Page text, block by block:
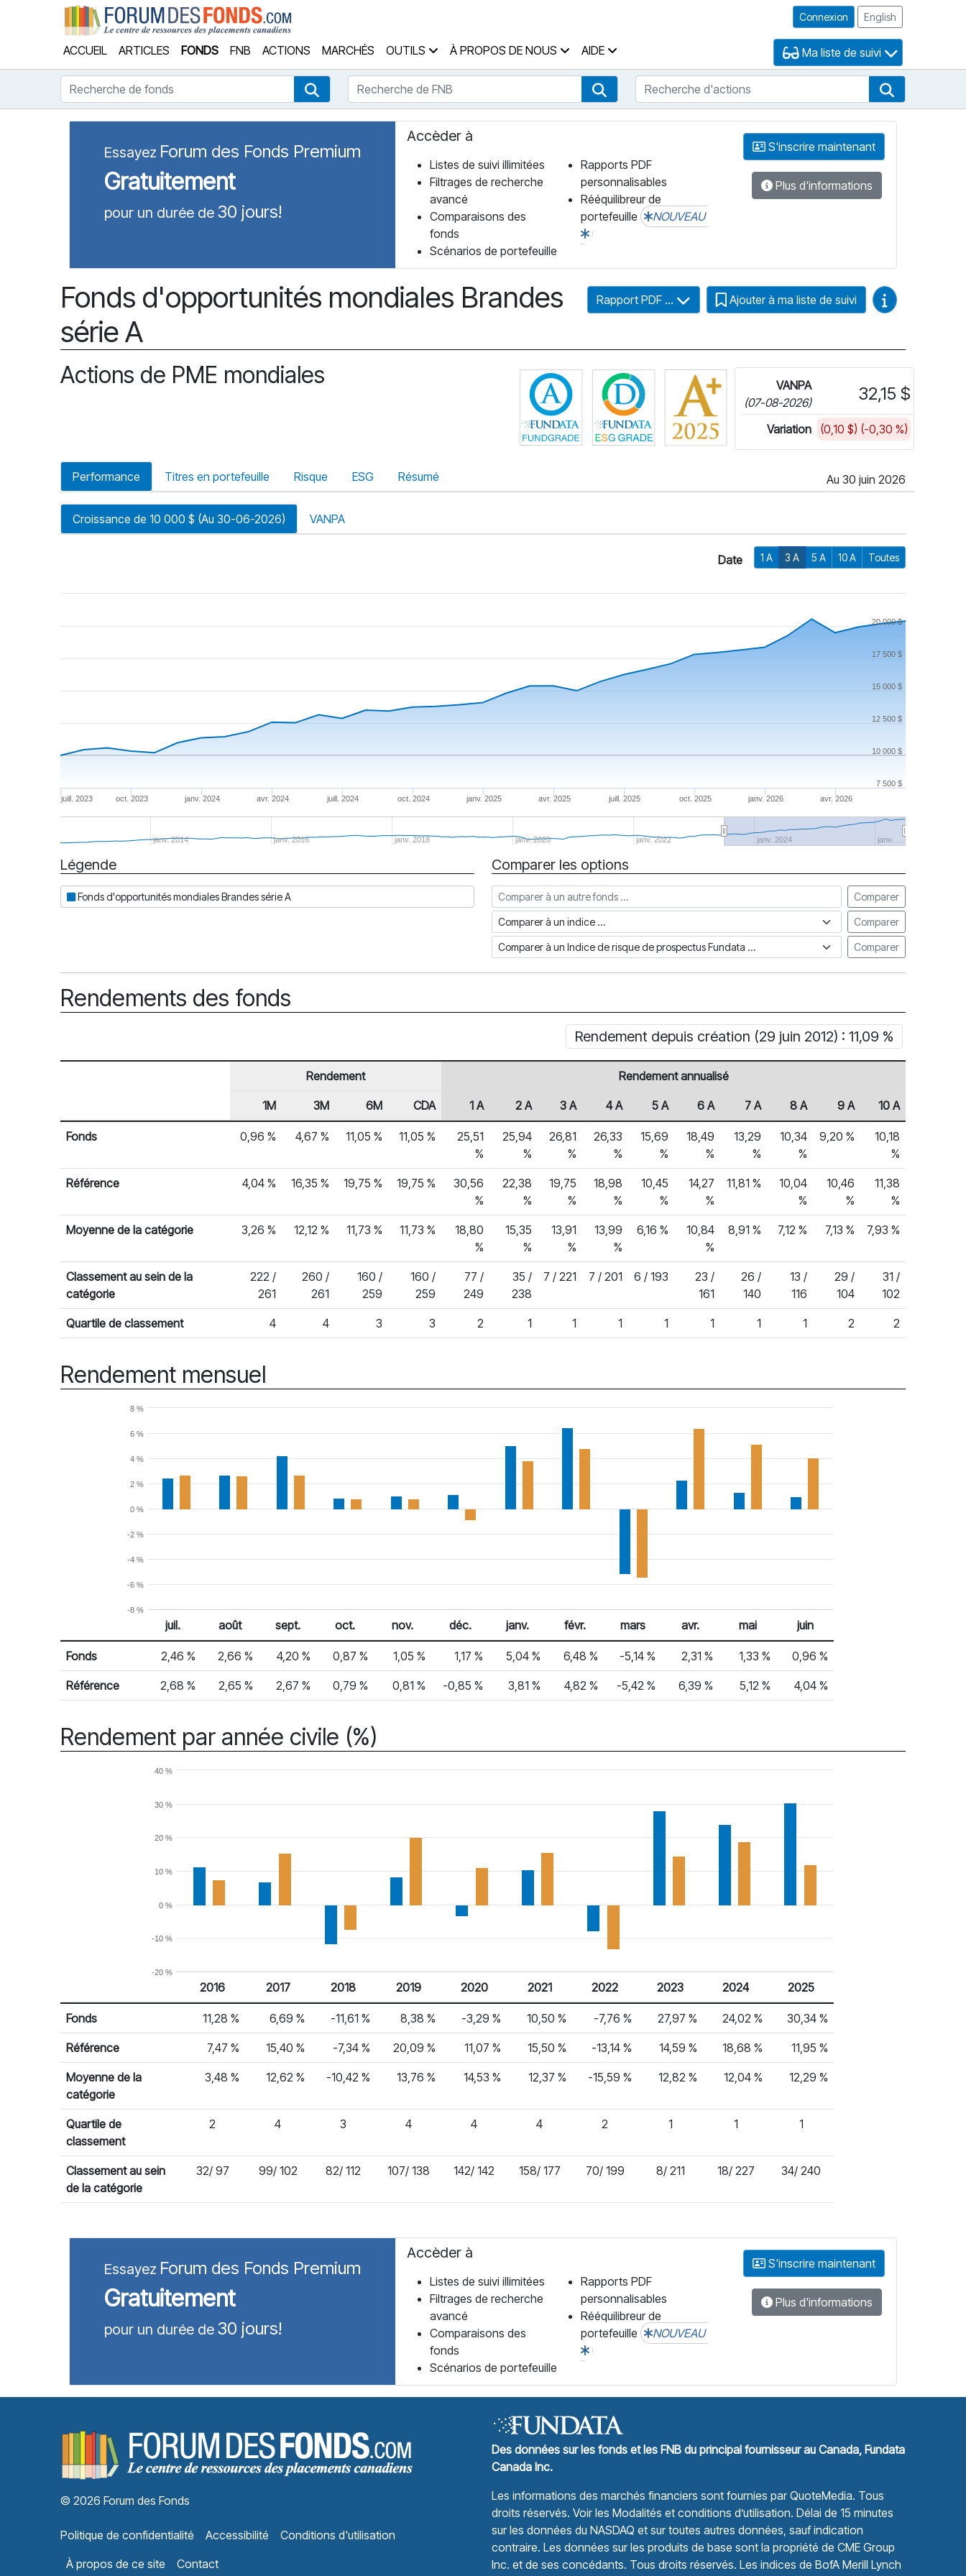
Connexion English
ACCUEIL ARTICLES FONDS FNB ACTIONS MARCHÉS OUTILS À PROPOS DE NOUS AIDE Ma liste de suivi
Recherche de fonds Recherche de fonds
Recherche de FNB Recherche de FNB
Recherche d'actions
Essayez Forum des Fonds Premium
Gratuitement
pour un durée de 30 jours!
Accèder à
Listes de suivi illimitées
Filtrages de recherche
avancé
Comparaisons des
fonds
Scénarios de portefeuille
Rapports PDF
personnalisables
Rééquilibreur de
portefeuille
NOUVEAU
S'inscrire maintenant
Plus d'informations
Fonds d'opportunités mondiales Brandes
série A
Rapport PDF ... Ajouter à ma liste de suivi Guides vidéo
Actions de PME mondiales Cliquez pour plus d'informations sur FundGrade de Fundata
Cliquez pour plus d'informations sur la cote ESG de Fundata
VANPA
(07-08-2026)
32,15 $
Variation (0,10 $) (-0,30 %)
Performance Titres en portefeuille Risque ESG Résumé Au 30 juin 2026
Croissance de 10 000 $ (Au 30-06-2026) VANPA
Date 1 A 3 A 5 A 10 A Toutes
janv. 2024 janv. 2025 janv. 2026
juill. 2023 oct. 2023 avr. 2024 juill. 2024 oct. 2024 avr. 2025 juill. 2025 oct. 2025 avr. 2026
janv. 2014 janv. 2016 janv. 2018 janv. 2020 janv. 2022 janv. 2024 janv. …
10 000 $
20 000 $
7 500 $
12 500 $
15 000 $
17 500 $
Date
Légende
Fonds d'opportunités mondiales Brandes série A
Comparer les options
Comparer à un autre fonds Comparer
Comparer à un indice Comparer
Comparer à un Indice de risque de prospectus Fundata Comparer
Rendements des fonds
Rendement depuis création (29 juin 2012) : 11,09 %
Rendements des fonds
En-tête de ligne
Rendement Rendement annualisé
1M 3M 6M CDA 1 A 2 A 3 A 4 A 5 A 6 A 7 A 8 A 9 A 10 A
Fonds 0,96 % 4,67 % 11,05 % 11,05 %
25,51
%
25,94
%
26,81
%
26,33
%
15,69
%
18,49
%
13,29
%
10,34
%
9,20 %
10,18
%
Référence 4,04 % 16,35 % 19,75 % 19,75 %
30,56
%
22,38
%
19,75
%
18,98
%
10,45
%
14,27
%
11,81 %
10,04
%
10,46
%
11,38
%
Moyenne de la catégorie 3,26 % 12,12 % 11,73 % 11,73 %
18,80
%
15,35
%
13,91
%
13,99
%
6,16 %
10,84
%
8,91 % 7,12 % 7,13 % 7,93 %
Classement au sein de la
catégorie
222 /
261
260 /
261
160 /
259
160 /
259
77 /
249
35 /
238
7 / 221 7 / 201 6 / 193
23 /
161
26 /
140
13 /
116
29 /
104
31 /
102
Quartile de classement 4 4 3 3 2 1 1 1 1 1 1 1 2 2
Rendement mensuel
-8 %
-6 %
-4 %
-2 %
0 %
2 %
4 %
6 %
8 %
Rendement mensuel
% Rendement
juil. août sept. oct. nov. déc. janv. févr. mars avr. mai juin
Fonds 2,46 % 2,66 % 4,20 % 0,87 % 1,05 % 1,17 % 5,04 % 6,48 % -5,14 % 2,31 % 1,33 % 0,96 %
Référence 2,68 % 2,65 % 2,67 % 0,79 % 0,81 % -0,85 % 3,81 % 4,82 % -5,42 % 6,39 % 5,12 % 4,04 %
Rendement par année civile (%)
-20 %
-10 %
0 %
10 %
20 %
30 %
40 %
Rendement par année civile
% Rendement
2016 2017 2018 2019 2020 2021 2022 2023 2024 2025
Fonds 11,28 % 6,69 % -11,61 % 8,38 % -3,29 % 10,50 % -7,76 % 27,97 % 24,02 % 30,34 %
Référence 7,47 % 15,40 % -7,34 % 20,09 % 11,07 % 15,50 % -13,14 % 14,59 % 18,68 % 11,95 %
Moyenne de la
catégorie
3,48 % 12,62 % -10,42 % 13,76 % 14,53 % 12,37 % -15,59 % 12,82 % 12,04 % 12,29 %
Quartile de
classement
2 4 3 4 4 4 2 1 1 1
Classement au sein
de la catégorie
32/ 97 99/ 102 82/ 112 107/ 138 142/ 142 158/ 177 70/ 199 8/ 211 18/ 227 34/ 240
Essayez Forum des Fonds Premium
Gratuitement
pour un durée de 30 jours!
Accèder à
Listes de suivi illimitées
Filtrages de recherche
avancé
Comparaisons des
fonds
Scénarios de portefeuille
Rapports PDF
personnalisables
Rééquilibreur de
portefeuille
NOUVEAU
S'inscrire maintenant
Plus d'informations
Forum des Fonds Accueil
© 2026 Forum des Fonds
Politique de confidentialité Accessibilité
Conditions d'utilisation
À propos de ce site
Contact
Des données sur les fonds et les FNB du principal fournisseur au Canada, Fundata
Canada Inc.
Les informations des marchés financiers sont fournies parQuoteMedia. Tous
droits réservés. Voir les Modalités et conditions d’utilisation. Délai de 15 minutes
sur les données du NASDAQ et sur toutes autres données, sauf indication
contraire. Les données sur les produits de base sont la propriété de CME Group
Inc. et de ses concédants. Tous droits réservés. Les indices de BofA Merill Lynch